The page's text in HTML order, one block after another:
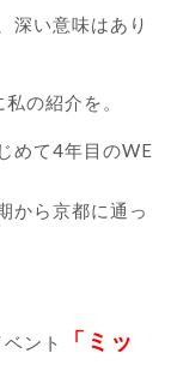
深い意味はあり
の紹介を。
めて4年目のWE
から京都に通っ
ント
「ミッ